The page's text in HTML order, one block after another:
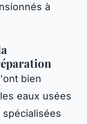
à
bien
eaux usées